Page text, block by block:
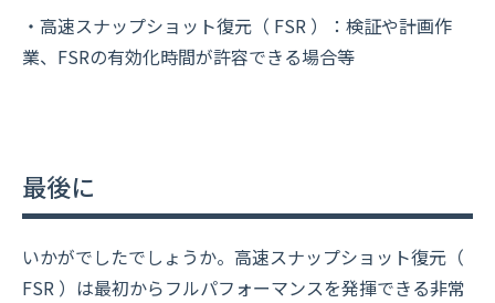
・高速スナップショット復元（ FSR ）：検証や計画作
業、FSRの有効化時間が許容できる場合等
最後に
いかがでしたでしょうか。高速スナップショット復元（
FSR ）は最初からフルパフォーマンスを発揮できる非常